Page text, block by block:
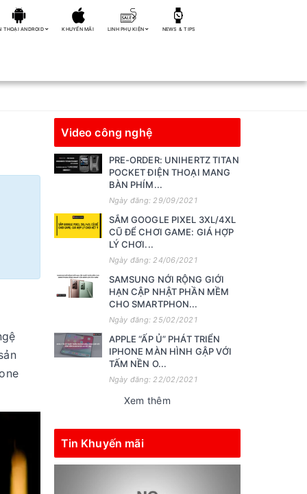
THOẠI ANDROID KHUYẾN MÃI LINH PHỤ KIỆN NEWS & TIPS
Video công nghệ
PRE-ORDER: UNIHERTZ TITAN
POCKET ĐIỆN THOẠI MANG
BÀN PHÍM...
Ngày đăng: 29/09/2021
SẮM GOOGLE PIXEL 3XL/4XL
CŨ ĐỂ CHƠI GAME: GIÁ HỢP
LÝ CHƠI...
Ngày đăng: 24/06/2021
SAMSUNG NỚI RỘNG GIỚI
HẠN CẬP NHẬT PHẦN MỀM
CHO SMARTPHON...
Ngày đăng: 25/02/2021
APPLE “ẤP Ủ” PHÁT TRIỂN
IPHONE MÀN HÌNH GẬP VỚI
TẤM NỀN O...
Ngày đăng: 22/02/2021
Xem thêm
Tin Khuyến mãi